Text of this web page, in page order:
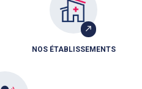
NOS ÉTABLISSEMENTS